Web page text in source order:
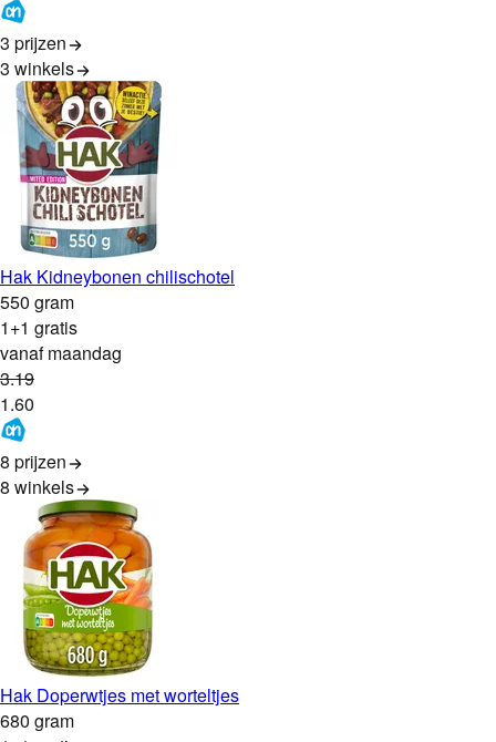
3 prijzen
3 winkels
Hak Kidneybonen chilischotel
550 gram
1+1 gratis
vanaf maandag
3.19
1.60
8 prijzen
8 winkels
Hak Doperwtjes met worteltjes
680 gram